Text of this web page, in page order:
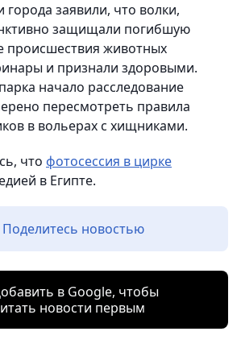
заявили, что волки,
защищали погибшую
происшествия животных
и признали здоровыми.
начало расследование
пересмотреть правила
в вольерах с хищниками.
что фотосессия в цирке
в Египте.
Поделитесь новостью
в Google, чтобы
новости первым